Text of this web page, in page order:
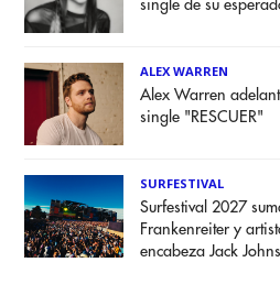
single de su
ALEX WARREN
Alex Warren
single "RESCUER"
SURFESTIVAL
Surfestival 2027
Frankenreiter y
encabeza Jack